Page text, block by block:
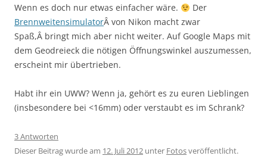
Wenn es doch nur etwas einfacher wäre.
Der
BrennweitensimulatorÂ von Nikon macht zwar
Spaß,Â bringt mich aber nicht weiter. Auf Google Maps mit
dem Geodreieck die nötigen Öffnungswinkel auszumessen,
erscheint mir übertrieben.
Habt ihr ein UWW? Wenn ja, gehört es zu euren Lieblingen
(insbesondere bei <16mm) oder verstaubt es im Schrank?
3 Antworten
Dieser Beitrag wurde am 12. Juli 2012 unter Fotosveröffentlicht.